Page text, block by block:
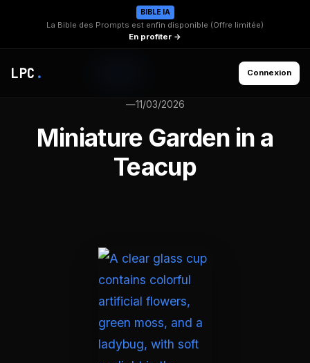
BIBLE IA
La Bible des Prompts est enfin disponible (Offre limitée)
En profiter →
LPC . Connexion
—11/03/2026
Miniature Garden in a
Teacup